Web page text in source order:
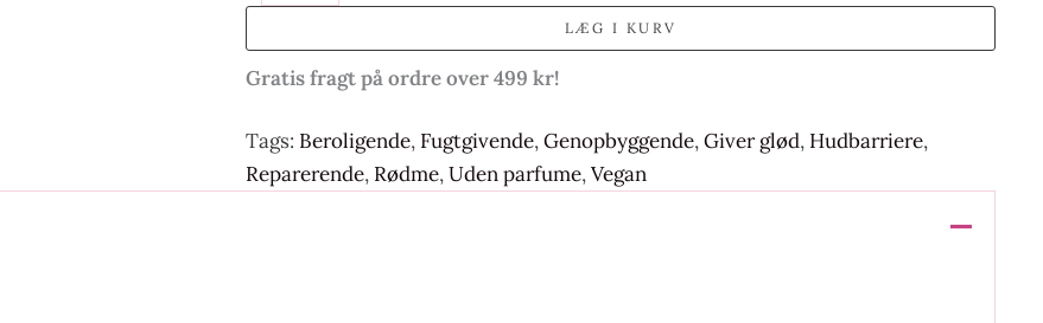
LÆG I KURV
Gratis fragt på ordre over 499 kr!
Tags: Beroligende, Fugtgivende,Genopbyggende,Giver glød, Hudbarriere,
Reparerende, Rødme,Uden parfume,Vegan